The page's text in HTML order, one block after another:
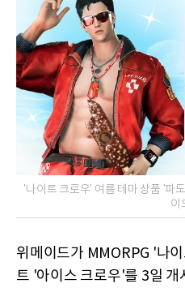
'나이트 크로우' 여름 테마 상품 '파
이
위메이드가 MMORPG '나
트 '아이스 크로우'를 3일 개